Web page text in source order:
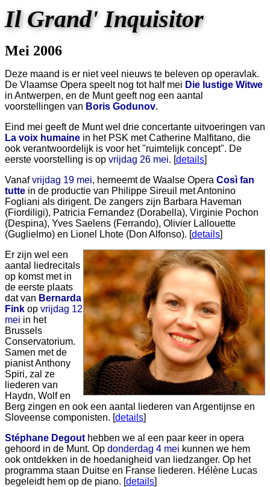
Il Grand' Inquisitor
Mei 2006
Deze maand is er niet veel nieuws te beleven op operavlak.
De Vlaamse Opera speelt nog tot half mei Die lustige Witwe
in Antwerpen, en de Munt geeft nog een aantal
voorstellingen van Boris Godunov.
Eind mei geeft de Munt wel drie concertante uitvoeringen van
La voix humaine in het PSK met Catherine Malfitano, die
ook verantwoordelijk is voor het "ruimtelijk concept". De
eerste voorstelling is op vrijdag 26 mei. [details]
Vanafvrijdag 19 mei, herneemt de Waalse Opera Così fan
tutte in de productie van Philippe Sireuil met Antonino
Fogliani als dirigent. De zangers zijn Barbara Haveman
(Fiordiligi), Patricia Fernandez (Dorabella), Virginie Pochon
(Despina), Yves Saelens (Ferrando), Olivier Lallouette
(Guglielmo) en Lionel Lhote (Don Alfonso). [details]
Er zijn wel een
aantal liedrecitals
op komst met in
de eerste plaats
dat van Bernarda
Fink op vrijdag 12
mei in het
Brussels
Conservatorium.
Samen met de
pianist Anthony
Spiri, zal ze
liederen van
Haydn, Wolf en
Berg zingen en ook een aantal liederen van Argentijnse en
Sloveense componisten. [details]
Stéphane Degout hebben we al een paar keer in opera
gehoord in de Munt. Op donderdag 4 mei kunnen we hem
ook ontdekken in de hoedanigheid van liedzanger. Op het
programma staan Duitse en Franse liederen. Hélène Lucas
begeleidt hem op de piano. [details]